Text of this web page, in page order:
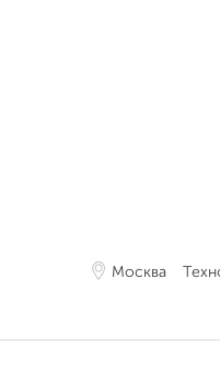
Москва